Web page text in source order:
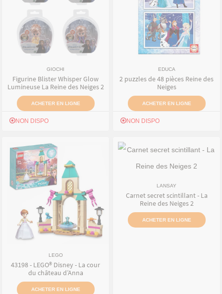
GIOCHI
Figurine Blister Whisper Glow
Lumineuse La Reine des Neiges 2
ACHETER EN LIGNE
NON DISPO
EDUCA
2 puzzles de 48 pièces Reine des
Neiges
ACHETER EN LIGNE
NON DISPO
LEGO
43198 - LEGO® Disney - La cour
du château d’Anna
ACHETER EN LIGNE
LANSAY
Carnet secret scintillant - La
Reine des Neiges 2
ACHETER EN LIGNE